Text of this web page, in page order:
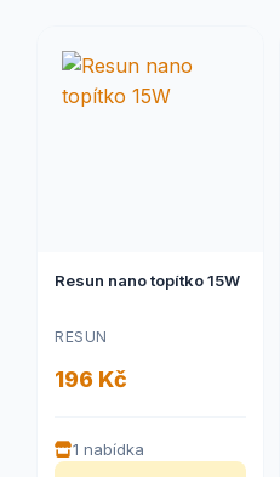
Resun nano topítko 15W
RESUN
196 Kč
1 nabídka